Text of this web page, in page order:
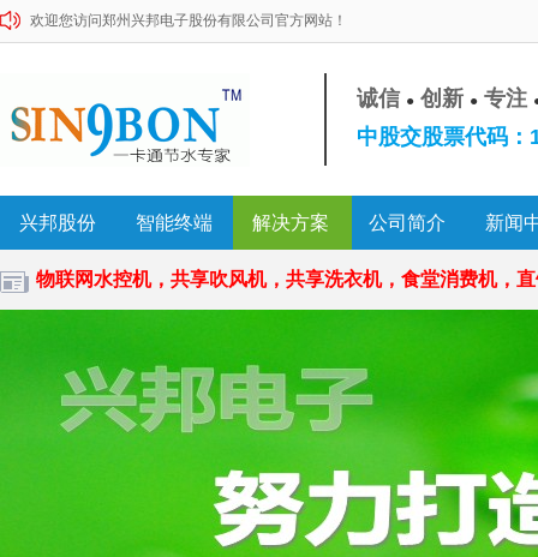
欢迎您访问郑州兴邦电子股份有限公司官方网站！
诚信 ● 创新 ● 专注
中股交股票代码：
兴邦股份 智能终端 解决方案 公司简介 新闻
物联网水控机，共享吹风机，共享洗衣机，食堂消费机，直饮